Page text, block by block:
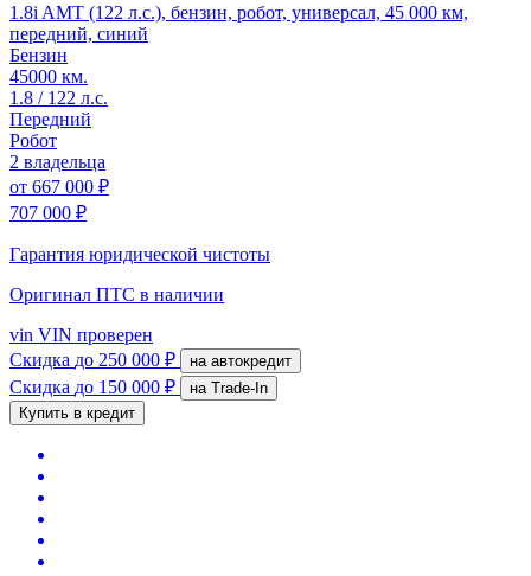
1.8i AMT (122 л.с.), бензин, робот, универсал, 45 000 км,
передний, синий
Бензин
45000 км.
1.8 / 122 л.с.
Передний
Робот
2 владельца
от 667 000 ₽
707 000 ₽
Гарантия юридической чистоты
Оригинал ПТС в наличии
vin VIN проверен
Скидка до 250 000 ₽ на автокредит
Скидка до 150 000 ₽
на Trade-In
Купить в кредит